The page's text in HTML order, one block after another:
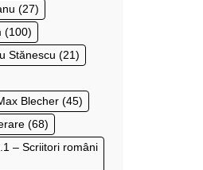
(27)
(100)
Stănescu (21)
Blecher (45)
(68)
– Scriitori români